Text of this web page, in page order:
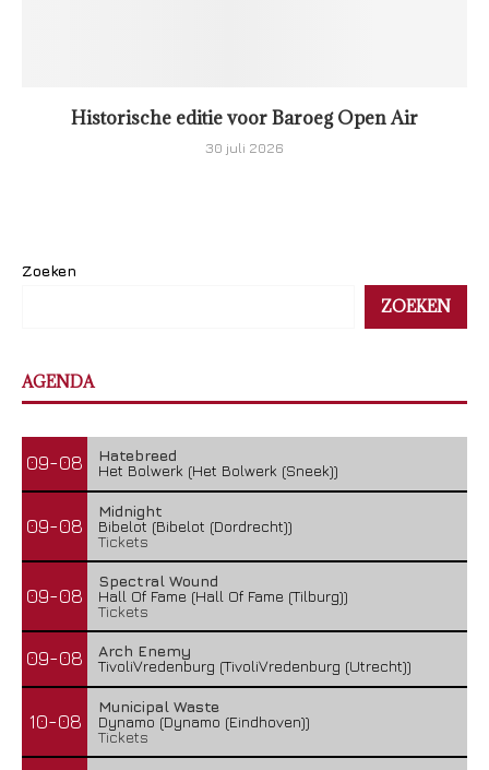
Historische editie voor Baroeg Open Air
30 juli 2026
Zoeken
ZOEKEN
AGENDA
09-08
Hatebreed
Het Bolwerk (Het Bolwerk (Sneek))
09-08
Midnight
Bibelot (Bibelot (Dordrecht))
Tickets
09-08
Spectral Wound
Hall Of Fame (Hall Of Fame (Tilburg))
Tickets
09-08
Arch Enemy
TivoliVredenburg (TivoliVredenburg (Utrecht))
10-08
Municipal Waste
Dynamo (Dynamo (Eindhoven))
Tickets